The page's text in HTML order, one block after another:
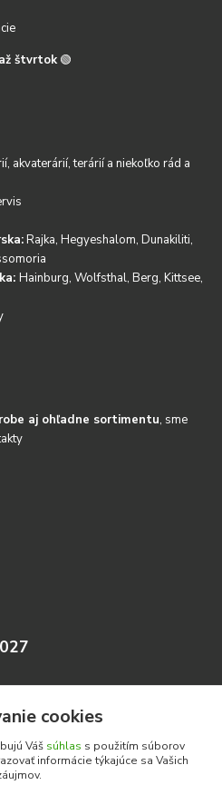
štvrtok 🟢
akvaterárií, terárií a niekoľko rád a
Rajka, Hegyeshalom, Dunakiliti,
Hainburg, Wolfsthal, Berg, Kittsee,
aj ohľadne sortimentu, sme
cookies
Váš súhlas s použitím súborov
informácie týkajúce sa Vašich